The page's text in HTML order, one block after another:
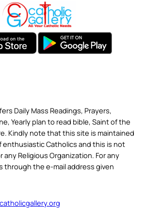
Daily Mass Readings, Prayers,
Yearly plan to read bible, Saint of the
Kindly note that this site is maintained
enthusiastic Catholics and this is not
any Religious Organization. For any
through the e-mail address given